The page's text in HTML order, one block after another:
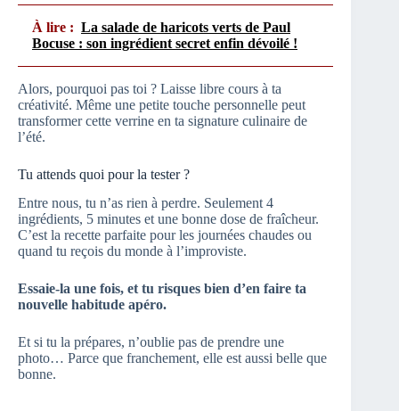
À lire : La salade de haricots verts de Paul
Bocuse : son ingrédient secret enfin dévoilé !
Alors, pourquoi pas toi ? Laisse libre cours à ta
créativité. Même une petite touche personnelle peut
transformer cette verrine en ta signature culinaire de
l’été.
Tu attends quoi pour la tester ?
Entre nous, tu n’as rien à perdre. Seulement 4
ingrédients, 5 minutes et une bonne dose de fraîcheur.
C’est la recette parfaite pour les journées chaudes ou
quand tu reçois du monde à l’improviste.
Essaie-la une fois, et tu risques bien d’en faire ta
nouvelle habitude apéro.
Et si tu la prépares, n’oublie pas de prendre une
photo… Parce que franchement, elle est aussi belle que
bonne.